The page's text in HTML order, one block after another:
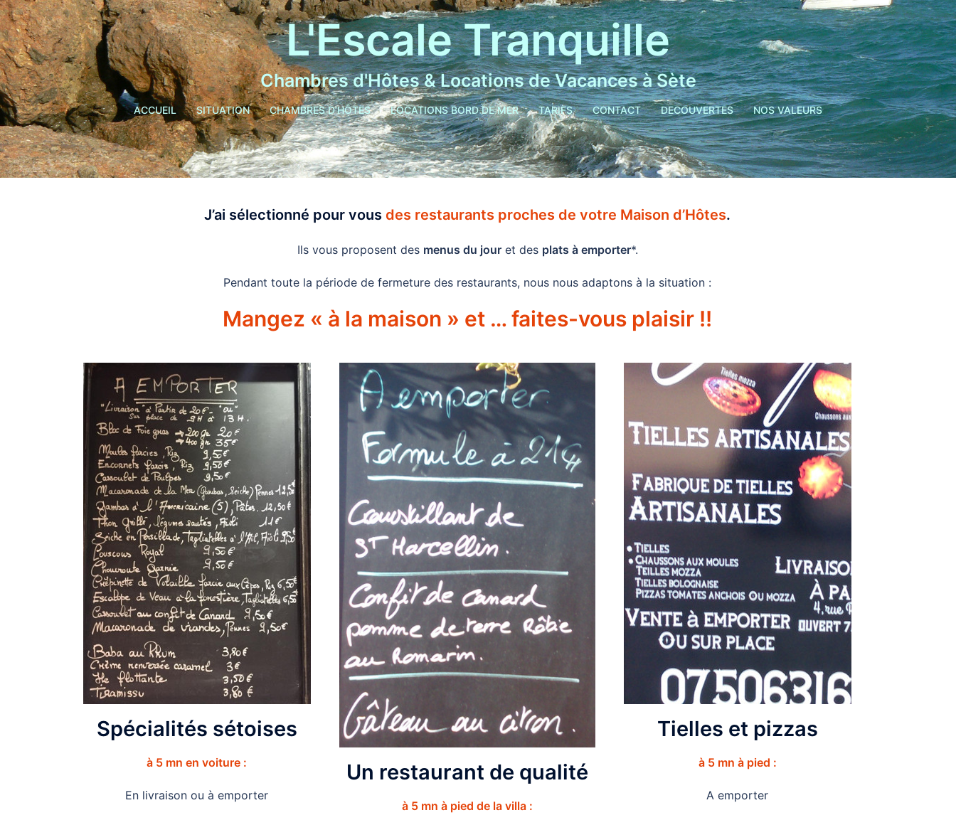
L'Escale Tranquille
Chambres d'Hôtes & Locations de Vacances à Sète
ACCUEIL SITUATION CHAMBRES D’HÔTES LOCATIONS BORD DE MER TARIFS CONTACT DECOUVERTES NOS VALEURS
J’ai sélectionné pour vous des restaurants proches de votre Maison d’Hôtes.
Ils vous proposent des menus du jouret des plats à emporter*.
Pendant toute la période de fermeture des restaurants, nous nous adaptons à la situation :
Mangez « à la maison » et … faites-vous plaisir !!
Spécialités sétoises
à 5 mn en voiture :
En livraison ou à emporter
Un restaurant de qualité
à 5 mn à pied de la villa :
Tielles et pizzas
à 5 mn à pied :
A emporter